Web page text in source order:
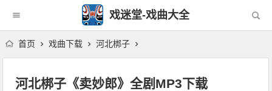
戏迷堂-戏曲大全
首页 戏曲下载 河北梆子
河北梆子《卖妙郎》全剧MP3下载